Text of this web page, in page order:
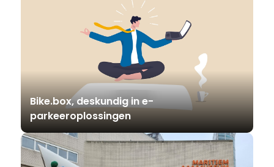
Bike.box, deskundig in e-
parkeeroplossingen